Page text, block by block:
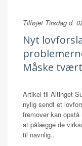
Tilføjet Tirsdag d.
Nyt
Måske
Artikel til Altinget
nylig sendt et
fremover kan
at pålægge de
til navnlig..